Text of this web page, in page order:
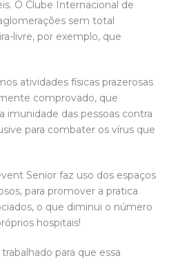
O Clube Internacional de
sem total
livre, por exemplo, que
atividades físicas prazerosas
comprovado, que
das pessoas contra
para combater os vírus que
Senior faz uso dos espaços
para promover a pratica
o que diminui o número
hospitais!
para que essa